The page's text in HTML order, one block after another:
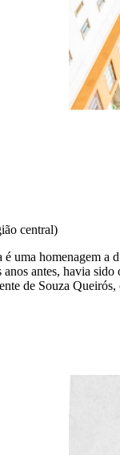
central)
uma homenagem
antes, havia
de Souza